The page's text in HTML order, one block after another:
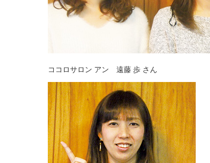
ココロサロン アン 遠藤 歩 さん